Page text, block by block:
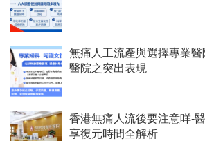
無痛人工流產與選擇專業
醫院之突出表現
香港無痛人流後要注意咩-
享復元時間全解析